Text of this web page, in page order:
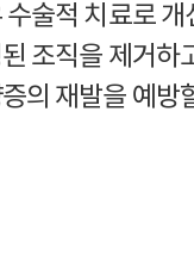
수술적 치료로
조직을 제거하
의 재발을 예방